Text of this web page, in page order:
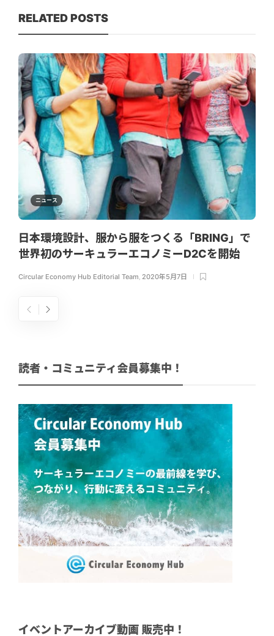
RELATED POSTS
ニュース
日本環境設計、服から服をつくる「BRING」で
世界初のサーキュラーエコノミーD2Cを開始
Circular Economy Hub Editorial Team 2020年5月7日
読者・コミュニティ会員募集中！
イベントアーカイブ動画 販売中！